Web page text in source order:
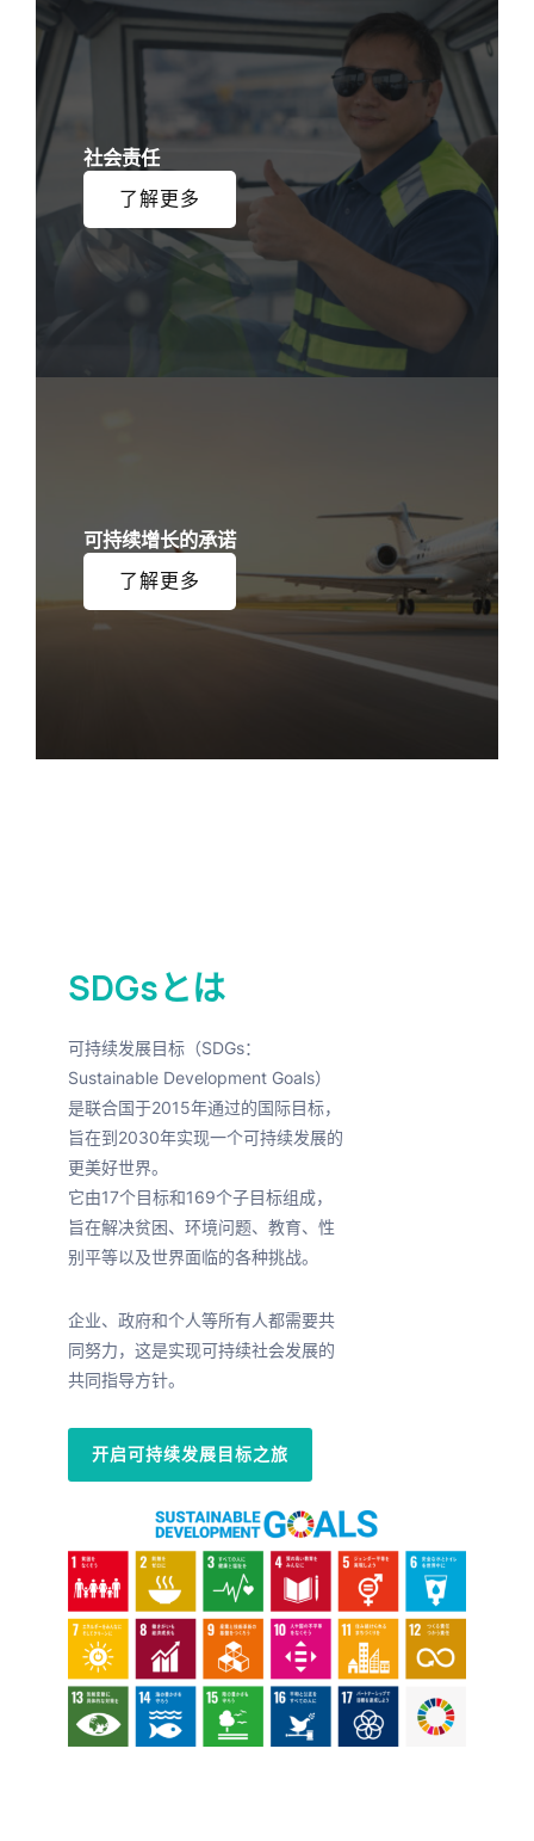
社会责任
了解更多
可持续增长的承诺
了解更多
SDGsとは
可持续发展目标（SDGs：
Sustainable Development Goals）
是联合国于2015年通过的国际目标，
旨在到2030年实现一个可持续发展的
更美好世界。
它由17个目标和169个子目标组成，
旨在解决贫困、环境问题、教育、性
别平等以及世界面临的各种挑战。
企业、政府和个人等所有人都需要共
同努力，这是实现可持续社会发展的
共同指导方针。
开启可持续发展目标之旅